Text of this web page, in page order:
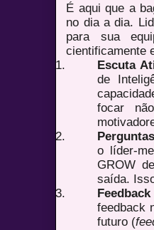
É aqui que a
no dia a dia.
para sua
cientificamente
Escuta
de
focar
o líder-
GROW
saída.
feedback
futuro (